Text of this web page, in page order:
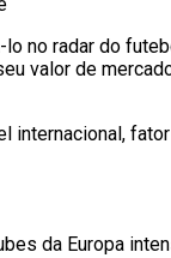
no radar do
valor de
internacional,
da Europa